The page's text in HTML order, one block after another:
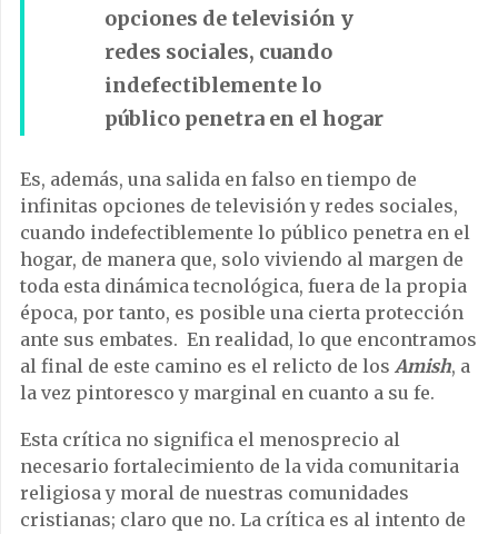
opciones de televisión y
redes sociales, cuando
indefectiblemente lo
público penetra en el hogar
Es, además, una salida en falso en tiempo de
infinitas opciones de televisión y redes sociales,
cuando indefectiblemente lo público penetra en el
hogar, de manera que, solo viviendo al margen de
toda esta dinámica tecnológica, fuera de la propia
época, por tanto, es posible una cierta protección
ante sus embates. En realidad, lo que encontramos
al final de este camino es el relicto de los Amish, a
la vez pintoresco y marginal en cuanto a su fe.
Esta crítica no significa el menosprecio al
necesario fortalecimiento de la vida comunitaria
religiosa y moral de nuestras comunidades
cristianas; claro que no. La crítica es al intento de